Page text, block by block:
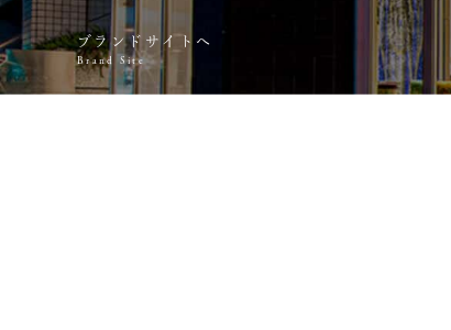
ブランドサイトへ
Brand Site